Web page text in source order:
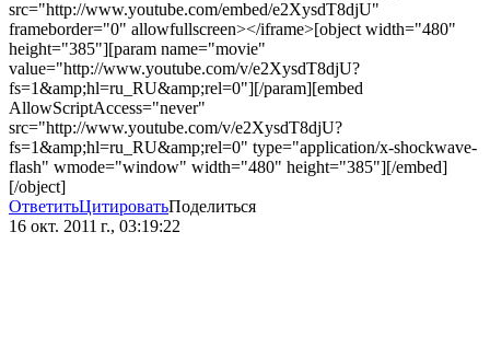
src="http://www.youtube.com/embed/e2XysdT8djU"
frameborder="0" allowfullscreen></iframe>[object width="480"
height="385"][param name="movie"
value="http://www.youtube.com/v/e2XysdT8djU?
fs=1&amp;hl=ru_RU&amp;rel=0"][/param][embed
AllowScriptAccess="never"
src="http://www.youtube.com/v/e2XysdT8djU?
fs=1&amp;hl=ru_RU&amp;rel=0" type="application/x-shockwave-
flash" wmode="window" width="480" height="385"][/embed]
[/object]
ОтветитьЦитироватьПоделиться
16 окт. 2011 г., 03:19:22